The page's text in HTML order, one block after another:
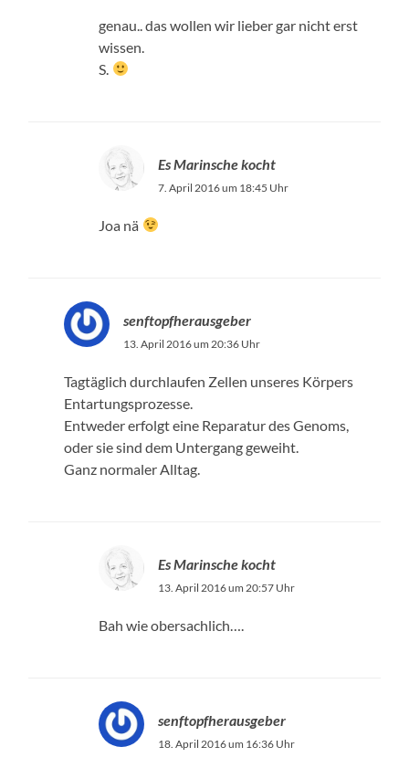
genau.. das wollen wir lieber gar nicht erst
wissen.
S.
Es Marinsche kocht
7. April 2016 um 18:45 Uhr
Joa nä
senftopfherausgeber
13. April 2016 um 20:36 Uhr
Tagtäglich durchlaufen Zellen unseres Körpers
Entartungsprozesse.
Entweder erfolgt eine Reparatur des Genoms,
oder sie sind dem Untergang geweiht.
Ganz normaler Alltag.
Es Marinsche kocht
13. April 2016 um 20:57 Uhr
Bah wie obersachlich….
senftopfherausgeber
18. April 2016 um 16:36 Uhr